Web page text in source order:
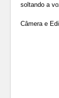
soltando a
Câmera e